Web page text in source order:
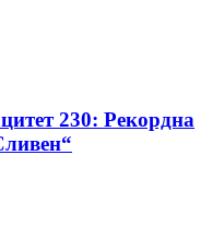
230: Рекордна